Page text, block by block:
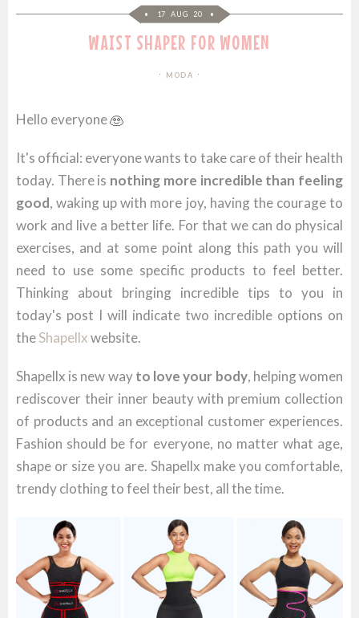
17 AUG 20
WAIST SHAPER FOR WOMEN
MODA
Hello everyone
It's official: everyone wants to take care of their health
today. There is nothing more incredible than feeling
good, waking up with more joy, having the courage to
work and live a better life. For that we can do physical
exercises, and at some point along this path you will
need to use some specific products to feel better.
Thinking about bringing incredible tips to you in
today's post I will indicate two incredible options on
theShapellxwebsite.
Shapellx is new wayto love your body, helping women
rediscover their inner beauty with premium collection
of products and an exceptional customer experiences.
Fashion should be for everyone, no matter what age,
shape or size you are. Shapellx make you comfortable,
trendy clothing to feel their best, all the time.